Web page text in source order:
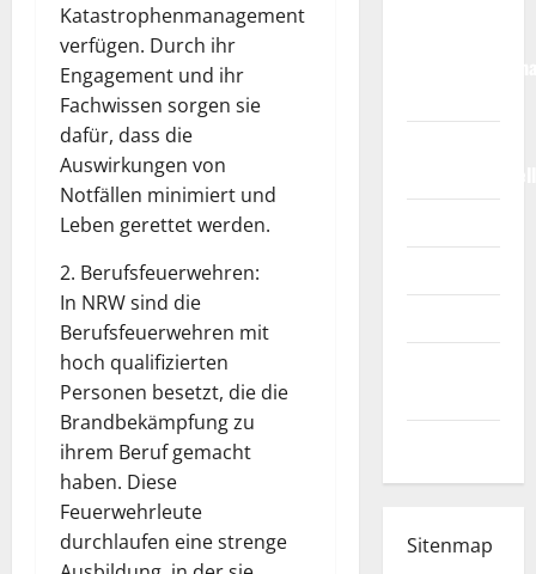
Katastrophenmanagement
verfügen. Durch ihr
Engagement und ihr
Fachwissen sorgen sie
dafür, dass die
Auswirkungen von
Notfällen minimiert und
Leben gerettet werden.
2. Berufsfeuerwehren:
In NRW sind die
Berufsfeuerwehren mit
hoch qualifizierten
Personen besetzt, die die
Brandbekämpfung zu
ihrem Beruf gemacht
haben. Diese
Feuerwehrleute
durchlaufen eine strenge
Sitenmap